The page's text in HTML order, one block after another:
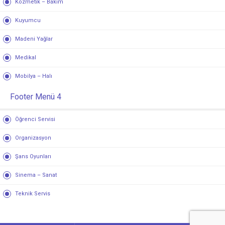
Kozmetik – Bakım
Kuyumcu
Madeni Yağlar
Medikal
Mobilya – Halı
Footer Menü 4
Öğrenci Servisi
Organizasyon
Şans Oyunları
Sinema – Sanat
Teknik Servis